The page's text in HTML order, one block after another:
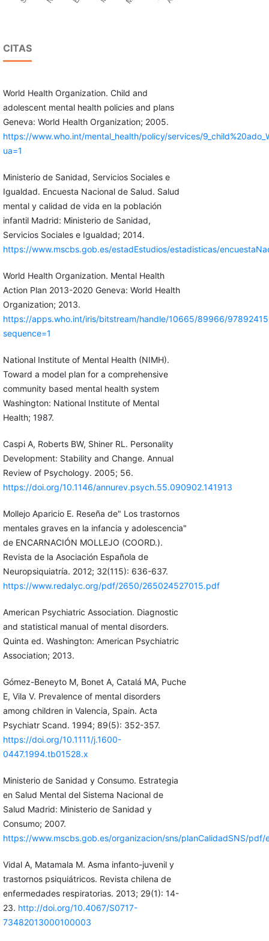
CITAS
World Health Organization. Child and
adolescent mental health policies and plans
Geneva: World Health Organization; 2005.
https://www.who.int/mental_health/policy/services/
ua=1
Ministerio de Sanidad, Servicios Sociales e
Igualdad. Encuesta Nacional de Salud. Salud
mental y calidad de vida en la población
infantil Madrid: Ministerio de Sanidad,
Servicios Sociales e Igualdad; 2014.
https://www.mscbs.gob.es/estadEstudios/estadisticas/
World Health Organization. Mental Health
Action Plan 2013-2020 Geneva: World Health
Organization; 2013.
https://apps.who.int/iris/bitstream/handle/10665/89966/
sequence=1
National Institute of Mental Health (NIMH).
Toward a model plan for a comprehensive
community based mental health system
Washington: National Institute of Mental
Health; 1987.
Caspi A, Roberts BW, Shiner RL. Personality
Development: Stability and Change. Annual
Review of Psychology. 2005; 56.
https://doi.org/10.1146/annurev.psych.55.090902.141913
Mollejo Aparicio E. Reseña de" Los trastornos
mentales graves en la infancia y adolescencia"
de ENCARNACIÓN MOLLEJO (COORD.).
Revista de la Asociación Española de
Neuropsiquiatría. 2012; 32(115): 636-637.
https://www.redalyc.org/pdf/2650/265024527015.pdf
American Psychiatric Association. Diagnostic
and statistical manual of mental disorders.
Quinta ed. Washington: American Psychiatric
Association; 2013.
Gómez-Beneyto M, Bonet A, Catalá MA, Puche
E, Vila V. Prevalence of mental disorders
among children in Valencia, Spain. Acta
Psychiatr Scand. 1994; 89(5): 352-357.
https://doi.org/10.1111/j.1600-
0447.1994.tb01528.x
Ministerio de Sanidad y Consumo. Estrategia
en Salud Mental del Sistema Nacional de
Salud Madrid: Ministerio de Sanidad y
Consumo; 2007.
https://www.mscbs.gob.es/organizacion/sns/planCalidadSNS/pdf/
Vidal A, Matamala M. Asma infanto-juvenil y
trastornos psiquiátricos. Revista chilena de
enfermedades respiratorias. 2013; 29(1): 14-
23. http://doi.org/10.4067/S0717-
73482013000100003